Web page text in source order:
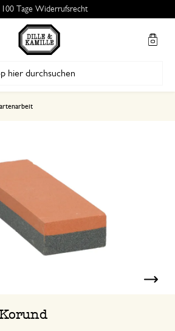
100 Tage Widerrufsrecht